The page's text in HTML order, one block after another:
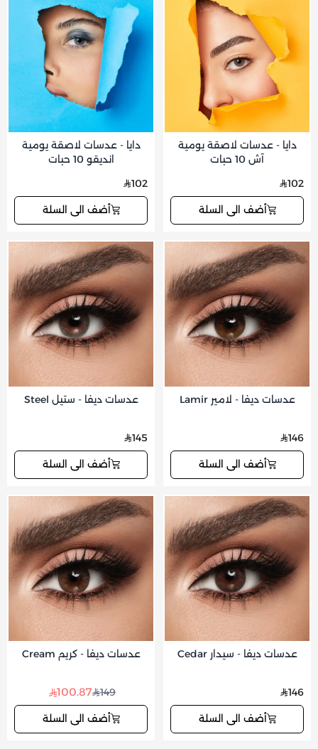
دايا - عدسات لاصقة يومية
آش 10 حبات
102
أضف الى السلة
دايا - عدسات لاصقة يومية
انديقو 10 حبات
102
أضف الى السلة
عدسات ديفا - لامير Lamir
146
أضف الى السلة
عدسات ديفا - ستيل Steel
145
أضف الى السلة
عدسات ديفا - سيدار Cedar
146
أضف الى السلة
عدسات ديفا - كريم Cream
149
100.87
أضف الى السلة